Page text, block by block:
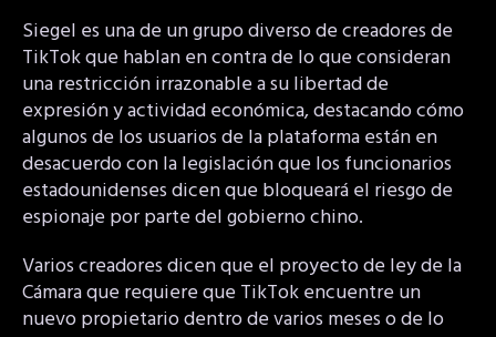
Siegel es una de un grupo diverso de creadores de
TikTok que hablan en contra de lo que consideran
una restricción irrazonable a su libertad de
expresión y actividad económica, destacando cómo
algunos de los usuarios de la plataforma están en
desacuerdo con la legislación que los funcionarios
estadounidenses dicen que bloqueará el riesgo de
espionaje por parte del gobierno chino.
Varios creadores dicen que el proyecto de ley de la
Cámara que requiere que TikTok encuentre un
nuevo propietario dentro de varios meses o de lo